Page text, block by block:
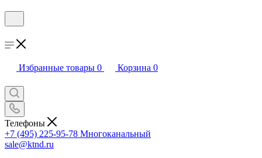
Избранные товары 0 Корзина 0
Телефоны
+7 (495) 225-95-78 Многоканальный
sale@ktnd.ru